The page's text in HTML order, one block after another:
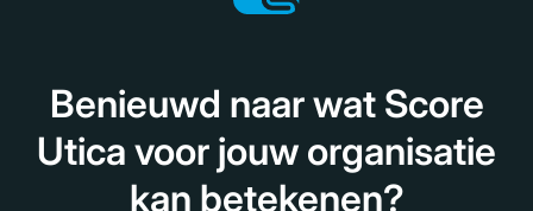
Benieuwd naar wat Score
Utica voor jouw organisatie
kan betekenen?